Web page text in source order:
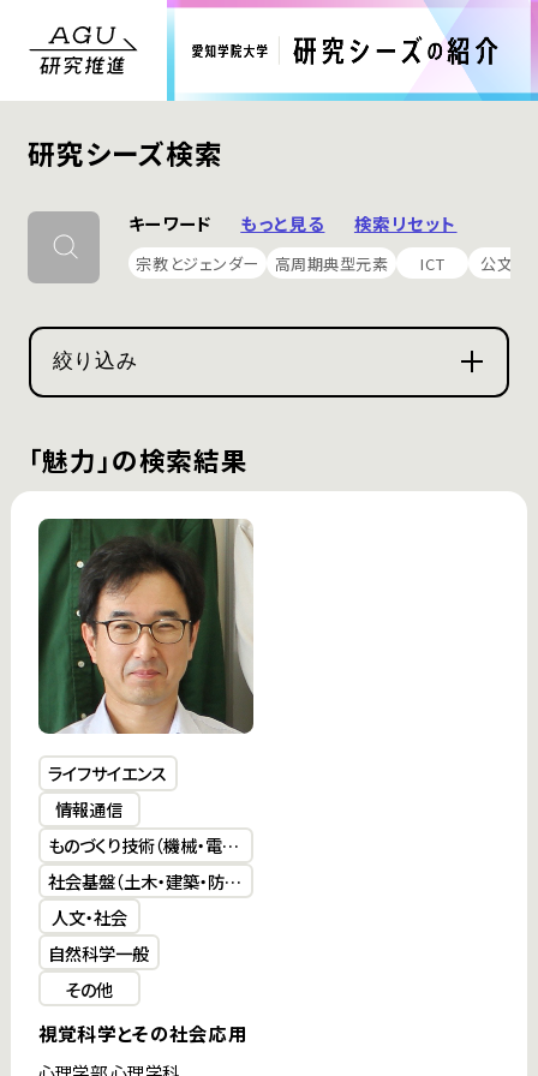
研究シーズ検索
キーワード もっと見る 検索リセット
宗教とジェンダー 高周期典型元素 ICT 公文書
絞り込み
「魅力」の検索結果
ライフサイエンス
情報通信
ものづくり技術（機械・電気
電子・化学工学）
社会基盤（土木・建築・防
災）
人文・社会
自然科学一般
その他
視覚科学とその社会応用